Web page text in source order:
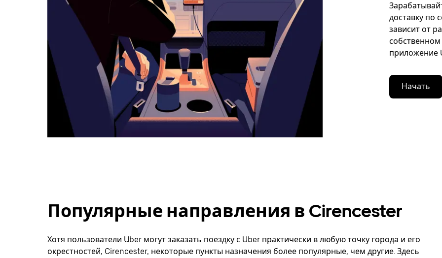
доставку по
зависит от
приложение
Начать
Популярные направления в Cirencester
Хотя пользователи Uber могут заказать поездку с Uber практически в любую точку города и его
окрестностей, Cirencester, некоторые пункты назначения более популярные, чем другие. Здесь